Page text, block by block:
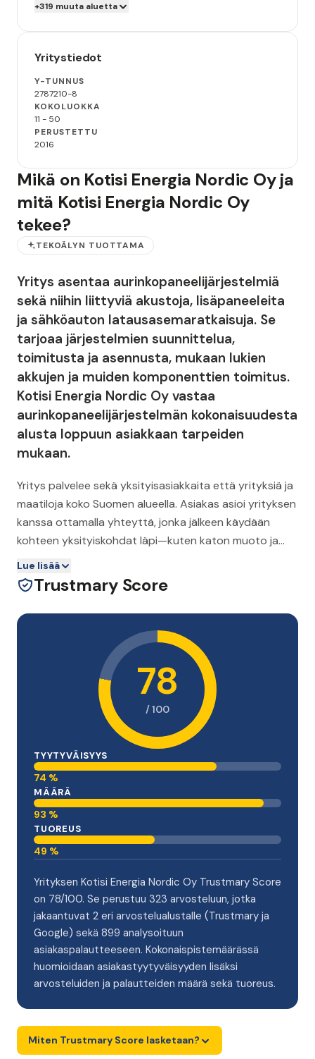
+319 muuta aluetta
Yritystiedot
Y-TUNNUS
2787210-8
KOKOLUOKKA
11 - 50
PERUSTETTU
2016
Mikä on Kotisi Energia Nordic Oy ja
mitä Kotisi Energia Nordic Oy
tekee?
TEKOÄLYN TUOTTAMA
Yritys asentaa aurinkopaneelijärjestelmiä
sekä niihin liittyviä akustoja, lisäpaneeleita
ja sähköauton latausasemaratkaisuja. Se
tarjoaa järjestelmien suunnittelua,
toimitusta ja asennusta, mukaan lukien
akkujen ja muiden komponenttien toimitus.
Kotisi Energia Nordic Oy vastaa
aurinkopaneelijärjestelmän kokonaisuudesta
alusta loppuun asiakkaan tarpeiden
mukaan.
Yritys palvelee sekä yksityisasiakkaita että yrityksiä ja
maatiloja koko Suomen alueella. Asiakas asioi yrityksen
kanssa ottamalla yhteyttä, jonka jälkeen käydään
kohteen yksityiskohdat läpi—kuten katon muoto ja
energiankulutus—jotta järjestelmä voidaan mitata ja
mitoittaa oikein. Prosessi etenee tarjouksesta
asentamiseen asiakkaan mukaan sovittavalla tavalla.
Lue lisää
Trustmary Score
78
/ 100
TYYTYVÄISYYS
74 %
MÄÄRÄ
93 %
TUOREUS
49 %
Yrityksen Kotisi Energia Nordic Oy Trustmary Score
on 78/100. Se perustuu 323 arvosteluun, jotka
jakaantuvat 2 eri arvostelualustalle (Trustmary ja
Google) sekä 899 analysoituun
asiakaspalautteeseen. Kokonaispistemäärässä
huomioidaan asiakastyytyväisyyden lisäksi
arvosteluiden ja palautteiden määrä sekä tuoreus.
Miten Trustmary Score lasketaan?